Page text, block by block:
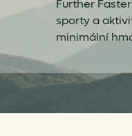
Further
sporty a
minimální